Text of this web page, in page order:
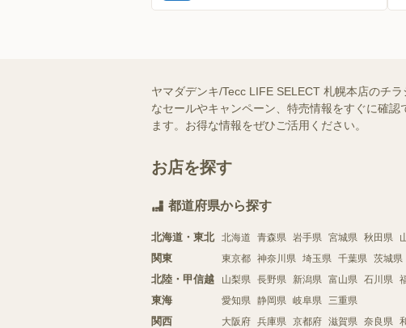
ヤマダデンキ/Tecc LIFE SELECT 札幌本店のチ
なセールやキャンペーン、特売情報をすぐに確
ます。お得な情報をぜひご活用ください。
お店を探す
都道府県から探す
北海道・東北 北海道 青森県 岩手県 宮城県 秋田県
関東 東京都 神奈川県 埼玉県 千葉県 茨城県
北陸・甲信越 山梨県 長野県 新潟県 富山県 石川県
東海 愛知県 静岡県 岐阜県 三重県
関西 大阪府 兵庫県 京都府 滋賀県 奈良県